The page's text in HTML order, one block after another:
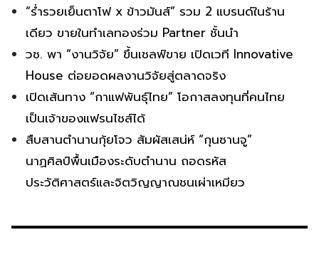
“ร่ำรวยเย็นตาโฟ x ข้าวมันส์” รวม 2 แบรนด์ในร้าน
เดียว ขายในทำเลทองร่วม Partner ชั้นนำ
วช. พา “งานวิจัย” ขึ้นเชลฟ์ขาย เปิดเวที Innovative
House ต่อยอดผลงานวิจัยสู่ตลาดจริง
เปิดเส้นทาง “กาแฟพันธุ์ไทย” โอกาสลงทุนที่คนไทย
เป็นเจ้าของแฟรนไชส์ได้
สืบสานตำนานกุ้ยโจว สัมผัสเสน่ห์ “กุนซานจู”
นาฏศิลป์พื้นเมืองระดับตำนาน ถอดรหัส
ประวัติศาสตร์และจิตวิญญาณชนเผ่าเหมียว